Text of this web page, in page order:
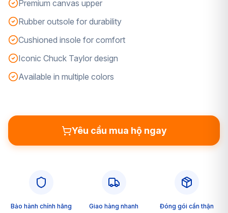
Premium canvas upper
Rubber outsole for durability
Cushioned insole for comfort
Iconic Chuck Taylor design
Available in multiple colors
Yêu cầu mua hộ ngay
Bảo hành chính hãng Giao hàng nhanh Đóng gói cẩn thận